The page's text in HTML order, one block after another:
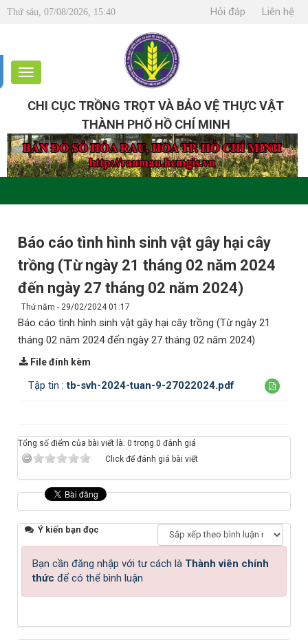
Thứ sáu, 07/08/2026, 15:40 Hỏi đáp Liên hệ
CHI CỤC TRỒNG TRỌT VÀ BẢO VỆ THỰC VẬT
THÀNH PHỐ HỒ CHÍ MINH
Báo cáo tình hình sinh vật gây hại cây
trồng (Từ ngày 21 tháng 02 năm 2024
đến ngày 27 tháng 02 năm 2024)
Thứ năm - 29/02/2024 01:17
Báo cáo tình hình sinh vật gây hại cây trồng (Từ ngày 21
tháng 02 năm 2024 đến ngày 27 tháng 02 năm 2024)
File đính kèm
Tập tin :tb-svh-2024-tuan-9-27022024.pdf
Tổng số điểm của bài viết là: 0 trong 0 đánh giá
Click để đánh giá bài viết
Ý kiến bạn đọc
Bạn cần đăng nhập với tư cách là Thành viên chính
thức để có thể bình luận